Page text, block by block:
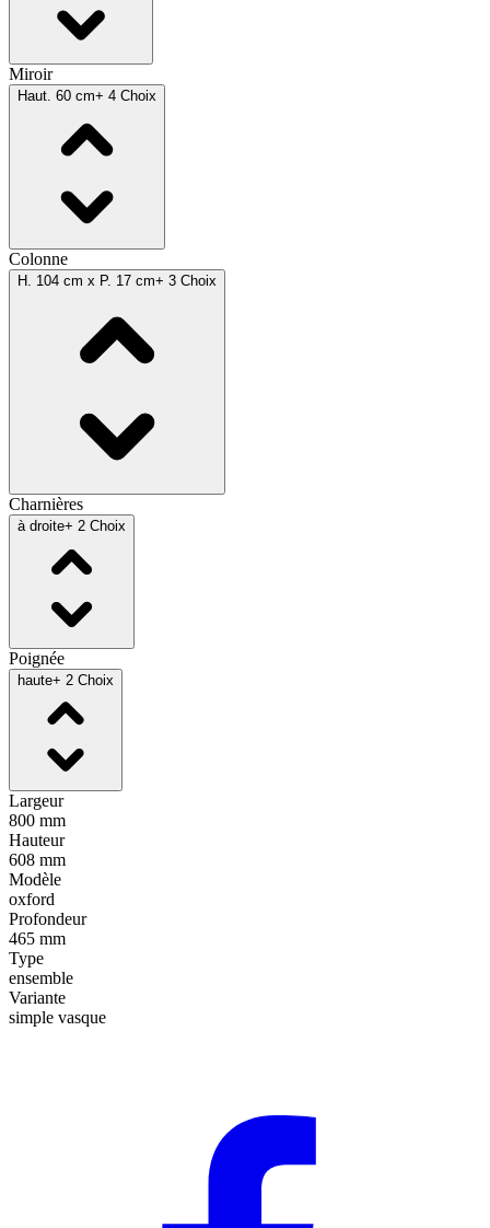
Miroir
Haut. 60 cm+ 4 Choix
Colonne
H. 104 cm x P. 17 cm+ 3 Choix
Charnières
à droite+ 2 Choix
Poignée
haute+ 2 Choix
Largeur
800 mm
Hauteur
608 mm
Modèle
oxford
Profondeur
465 mm
Type
ensemble
Variante
simple vasque